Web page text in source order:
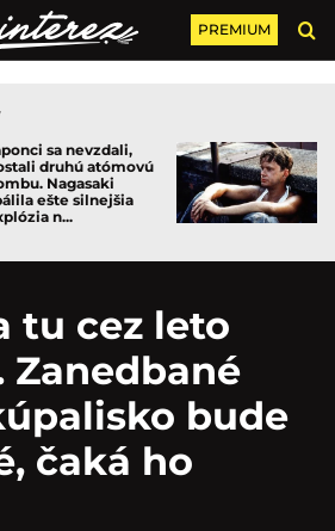
PREMIUM
sa nevzdali,
druhú atómovú
Nagasaki
ešte silnejšia
n...
tu cez leto
Zanedbané
bude
čaká ho